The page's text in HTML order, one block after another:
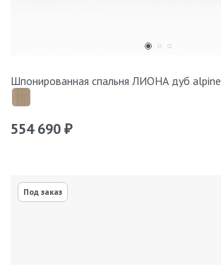
Шпонированная спальня ЛИОНА дуб alpine
554 690 ₽
Под заказ